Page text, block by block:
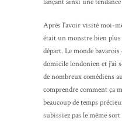
Après l'avoir visité moi-
était un monstre bien
départ. Le monde
domicile londonien et j'ai
de nombreux comédiens
comprendre comment ça
beaucoup de temps
subissiez pas le même